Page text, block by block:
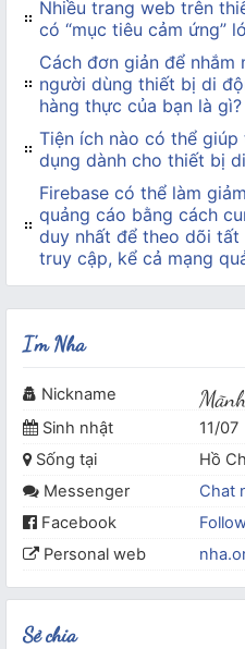
Nhiều trang web trên
có “mục tiêu cảm ứng”
Cách đơn giản để nhắm
người dùng thiết bị di
hàng thực của bạn là gì?
Tiện ích nào có thể
dụng dành cho thiết bị
Firebase có thể làm
quảng cáo bằng cách
duy nhất để theo dõi
truy cập, kể cả mạng
I'm Nha
Nickname
Sinh nhật
11/07
Sống tại
Hồ
Messenger
Chat
Facebook
Personal web
Sẻ chia